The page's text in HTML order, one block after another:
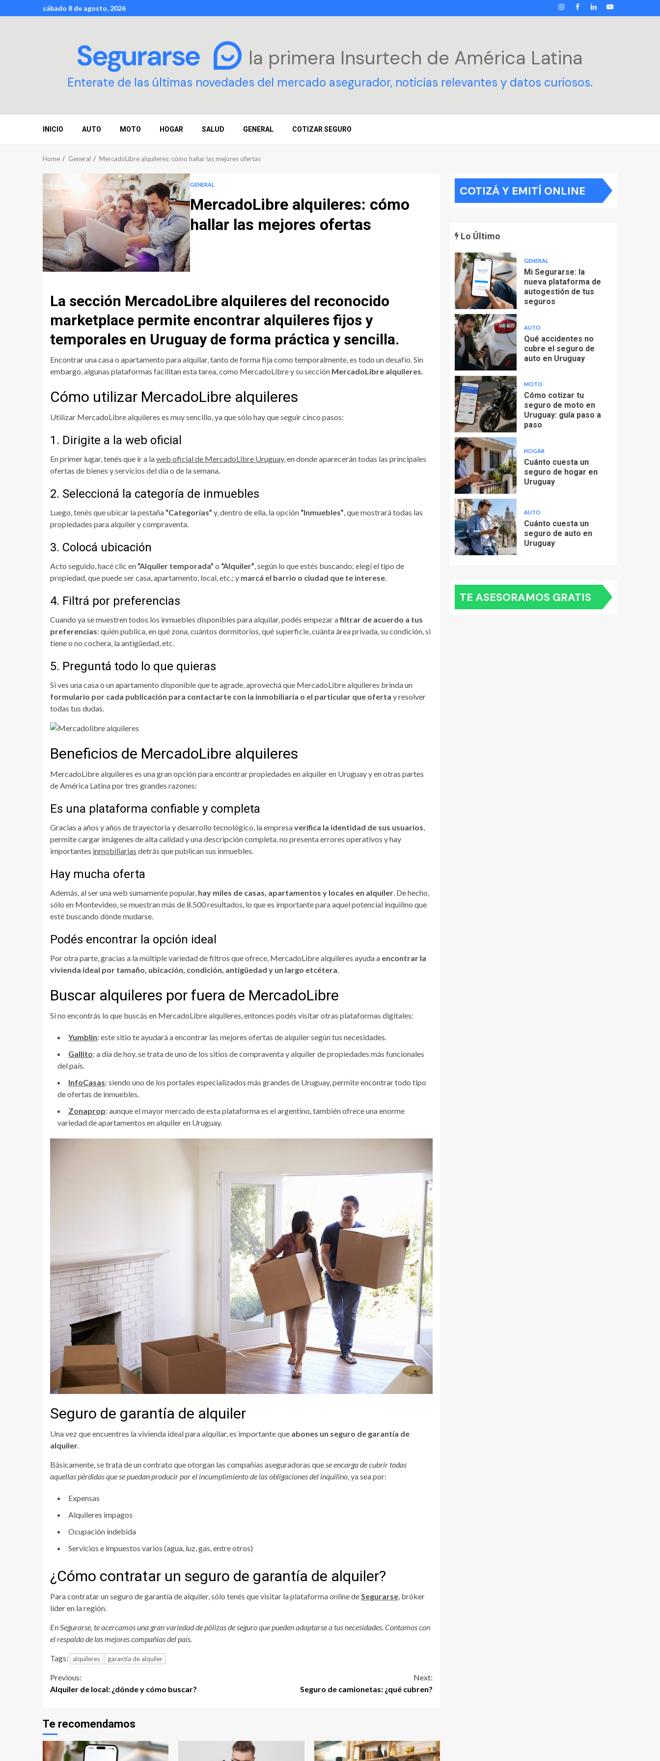
to
sábado 8 de agosto, 2026 INSTAGRAM
FACEBOOK
LINKEDIN
YOUTUBE
la primera Insurtech de América Latina
Enterate de las últimas novedades del mercado asegurador, noticias relevantes y datos curiosos.
INICIO AUTO MOTO HOGAR SALUD GENERAL COTIZAR SEGURO
Home General MercadoLibre alquileres: cómo hallar las mejores ofertas
GENERAL
MercadoLibre alquileres: cómo
hallar las mejores ofertas
La sección MercadoLibre alquileres del reconocido
marketplace permite encontrar alquileres fijos y
temporales en Uruguay de forma práctica y sencilla.
Encontrar una casa o apartamento para alquilar, tanto de forma fija como temporalmente, es todo un desafío. Sin
embargo, algunas plataformas facilitan esta tarea, como MercadoLibre y su sección MercadoLibre alquileres
Cómo utilizar MercadoLibre alquileres
Utilizar MercadoLibre alquileres es muy sencillo, ya que sólo hay que seguir cinco pasos:
1. Dirigite a la web oficial
En primer lugar, tenés que ir a laweb oficial de MercadoLibre Uruguay, en donde aparecerán todas las principales
ofertas de bienes y servicios del día o de la semana.
2. Seleccioná la categoría de inmuebles
Luego, tenés que ubicar la pestaña “Categorías” y, dentro de ella, la opción “Inmuebles” , que mostrará todas las
propiedades para alquiler y compraventa.
3. Colocá ubicación
Acto seguido, hacé clic en “Alquiler temporada” o “Alquiler” , según lo que estés buscando; elegí el tipo de
propiedad, que puede ser casa, apartamento, local, etc.; y marcá el barrio o ciudad que te interese
4. Filtrá por preferencias
Cuando ya se muestren todos los inmuebles disponibles para alquilar, podés empezar afiltrar de acuerdo a tus
preferencias: quién publica, en qué zona, cuántos dormitorios, qué superficie, cuánta área privada, su condición, si
tiene o no cochera, la antigüedad, etc.
5. Preguntá todo lo que quieras
Si ves una casa o un apartamento disponible que te agrade, aprovechá que MercadoLibre alquileres brinda un
formulario por cada publicación para contactarte con la inmobiliaria o el particular que oferta y resolver
todas tus dudas.
Beneficios de MercadoLibre alquileres
MercadoLibre alquileres es una gran opción para encontrar propiedades en alquiler en Uruguay y en otras partes
de América Latina por tres grandes razones:
Es una plataforma confiable y completa
Gracias a años y años de trayectoria y desarrollo tecnológico, la empresaverifica la identidad de sus usuarios,
permite cargar imágenes de alta calidad y una descripción completa, no presenta errores operativos y hay
importantes inmobiliarias detrás que publican sus inmuebles.
Hay mucha oferta
Además, al ser una web sumamente popular, hay miles de casas, apartamentos y locales en alquiler. De hecho,
sólo en Montevideo, se muestran más de 8.500 resultados, lo que es importante para aquel potencial inquilino que
esté buscando dónde mudarse.
Podés encontrar la opción ideal
Por otra parte, gracias a la múltiple variedad de filtros que ofrece, MercadoLibre alquileres ayuda a encontrar la
vivienda ideal por tamaño, ubicación, condición, antigüedad y un largo etcétera.
Buscar alquileres por fuera de MercadoLibre
Si no encontrás lo que buscás en MercadoLibre alquileres, entonces podés visitar otras plataformas digitales:
Yumblin: este sitio te ayudará a encontrar las mejores ofertas de alquiler según tus necesidades.
Gallito: a día de hoy, se trata de uno de los sitios de compraventa y alquiler de propiedades más funcionales
del país.
InfoCasas: siendo uno de los portales especializados más grandes de Uruguay, permite encontrar todo tipo
de ofertas de inmuebles.
Zonaprop: aunque el mayor mercado de esta plataforma es el argentino, también ofrece una enorme
variedad de apartamentos en alquiler en Uruguay.
Seguro de garantía de alquiler
Una vez que encuentres la vivienda ideal para alquilar, es importante que abones un seguro de garantía de
alquiler.
Básicamente, se trata de un contrato que otorgan las compañías aseguradoras quese encarga de cubrir todas
aquellas pérdidas que se puedan producir por el incumplimiento de las obligaciones del inquilino, ya sea por:
Expensas
Alquileres impagos
Ocupación indebida
Servicios e impuestos varios (agua, luz, gas, entre otros)
¿Cómo contratar un seguro de garantía de alquiler?
Para contratar un seguro de garantía de alquiler, sólo tenés que visitar la plataforma online deSegurarse, bróker
líder en la región.
En Segurarse, te acercamos una gran variedad de pólizas de seguro que pueden adaptarse a tus necesidades. Contamos con
el respaldo de las mejores compañías del país.
Tags: alquileres garantía de alquiler
Continue
Previous:
Alquiler de local: ¿dónde y cómo buscar?
Next:
Seguro de camionetas: ¿qué cubren?
Te recomendamos
COTIZÁ Y EMITÍ ONLINE
Lo Último
GENERAL
Mi Segurarse: la
nueva plataforma de
autogestión de tus
seguros
AUTO
Qué accidentes no
cubre el seguro de
auto en Uruguay
MOTO
Cómo cotizar tu
seguro de moto en
Uruguay: guía paso a
paso
HOGAR
Cuánto cuesta un
seguro de hogar en
Uruguay
AUTO
Cuánto cuesta un
seguro de auto en
Uruguay
TE ASESORAMOS GRATIS